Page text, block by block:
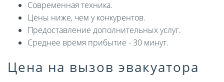
Современная техника.
Цены ниже, чем у конкурентов.
Предоставление дополнительных услуг.
Среднее время прибытие - 30 минут.
Цена на вызов эвакуатора